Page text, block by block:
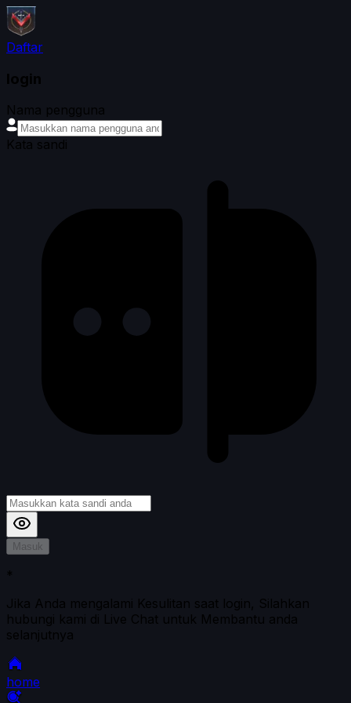
Daftar
login
Nama pengguna
Kata sandi
Masuk
*
Jika Anda mengalami Kesulitan saat login, Silahkan
hubungi kami di Live Chat untuk Membantu anda
selanjutnya
home